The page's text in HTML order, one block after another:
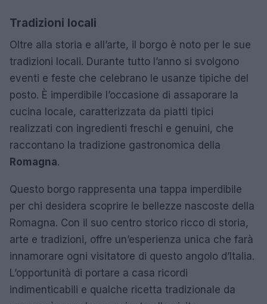
Tradizioni locali
Oltre alla storia e all’arte, il borgo è noto per le sue
tradizioni locali. Durante tutto l’anno si svolgono
eventi e feste che celebrano le usanze tipiche del
posto. È imperdibile l’occasione di assaporare la
cucina locale, caratterizzata da piatti tipici
realizzati con ingredienti freschi e genuini, che
raccontano la tradizione gastronomica della
Romagna.
Questo borgo rappresenta una tappa imperdibile
per chi desidera scoprire le bellezze nascoste della
Romagna. Con il suo centro storico ricco di storia,
arte e tradizioni, offre un’esperienza unica che farà
innamorare ogni visitatore di questo angolo d’Italia.
L’opportunità di portare a casa ricordi
indimenticabili e qualche ricetta tradizionale da